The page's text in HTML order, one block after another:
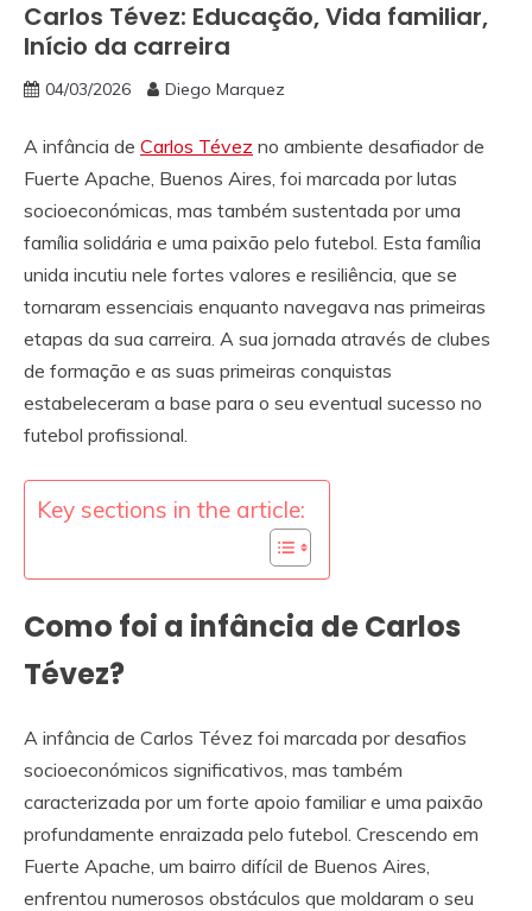
Carlos Tévez: Educação, Vida familiar,
Início da carreira
04/03/2026 Diego Marquez
A infância de Carlos Tévez no ambiente desafiador de
Fuerte Apache, Buenos Aires, foi marcada por lutas
socioeconómicas, mas também sustentada por uma
família solidária e uma paixão pelo futebol. Esta família
unida incutiu nele fortes valores e resiliência, que se
tornaram essenciais enquanto navegava nas primeiras
etapas da sua carreira. A sua jornada através de clubes
de formação e as suas primeiras conquistas
estabeleceram a base para o seu eventual sucesso no
futebol profissional.
Key sections in the article:
Como foi a infância de Carlos
Tévez?
A infância de Carlos Tévez foi marcada por desafios
socioeconómicos significativos, mas também
caracterizada por um forte apoio familiar e uma paixão
profundamente enraizada pelo futebol. Crescendo em
Fuerte Apache, um bairro difícil de Buenos Aires,
enfrentou numerosos obstáculos que moldaram o seu